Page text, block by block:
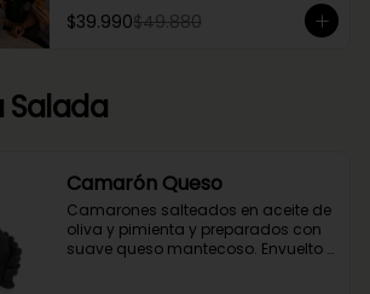
palmitos
$39.990$49.880
Salada
Camarón Queso
Camarones salteados en aceite de
oliva y pimienta y preparados con
suave queso mantecoso. Envuelto